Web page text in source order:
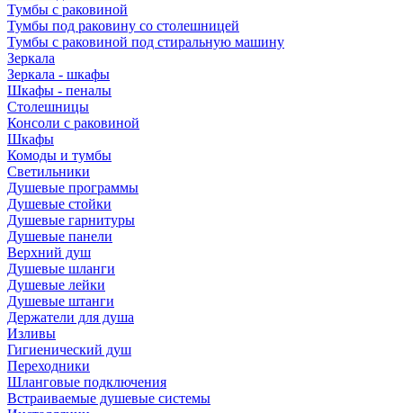
Тумбы с раковиной
Тумбы под раковину со столешницей
Тумбы с раковиной под стиральную машину
Зеркала
Зеркала - шкафы
Шкафы - пеналы
Столешницы
Консоли с раковиной
Шкафы
Комоды и тумбы
Светильники
Душевые программы
Душевые стойки
Душевые гарнитуры
Душевые панели
Верхний душ
Душевые шланги
Душевые лейки
Душевые штанги
Держатели для душа
Изливы
Гигиенический душ
Переходники
Шланговые подключения
Встраиваемые душевые системы